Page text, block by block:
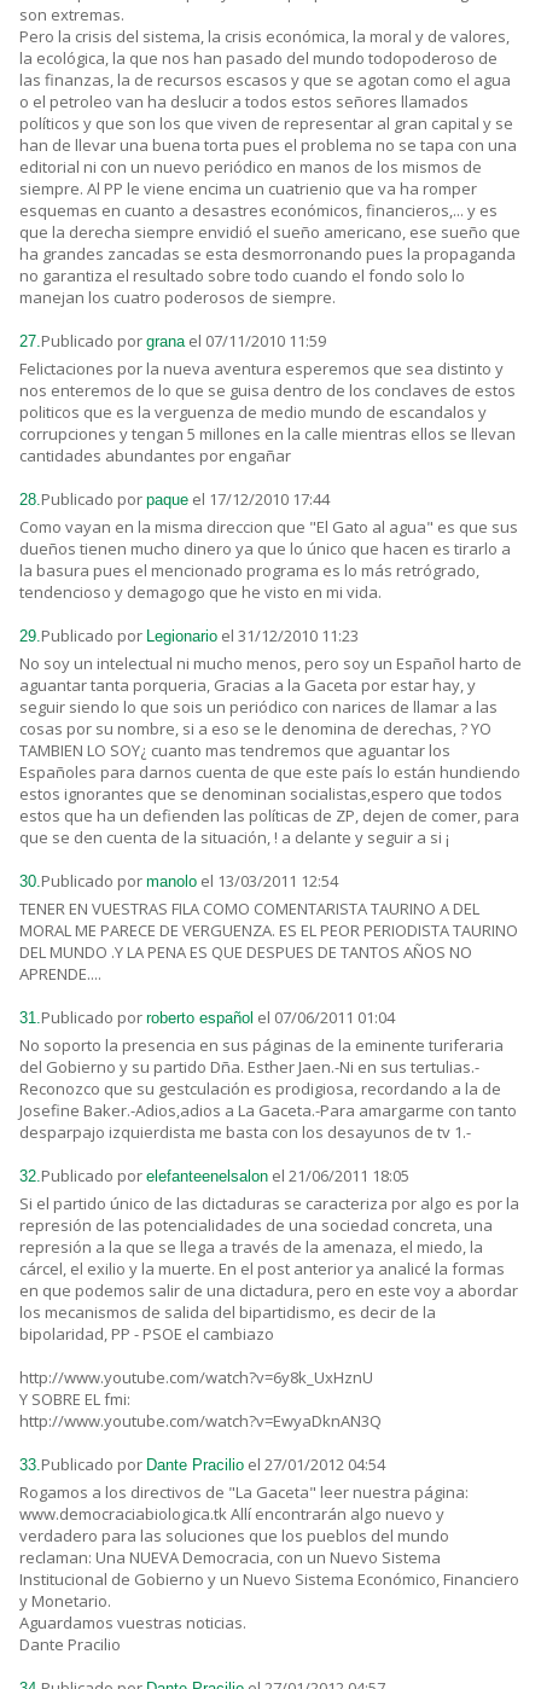
son extremas.
Pero la crisis del sistema, la crisis económica, la moral y de valores,
la ecológica, la que nos han pasado del mundo todopoderoso de
las finanzas, la de recursos escasos y que se agotan como el agua
o el petroleo van ha deslucir a todos estos señores llamados
políticos y que son los que viven de representar al gran capital y se
han de llevar una buena torta pues el problema no se tapa con una
editorial ni con un nuevo periódico en manos de los mismos de
siempre. Al PP le viene encima un cuatrienio que va ha romper
esquemas en cuanto a desastres económicos, financieros,... y es
que la derecha siempre envidió el sueño americano, ese sueño que
ha grandes zancadas se esta desmorronando pues la propaganda
no garantiza el resultado sobre todo cuando el fondo solo lo
manejan los cuatro poderosos de siempre.
27.Publicado por grana el 07/11/2010 11:59
Felictaciones por la nueva aventura esperemos que sea distinto y
nos enteremos de lo que se guisa dentro de los conclaves de estos
politicos que es la verguenza de medio mundo de escandalos y
corrupciones y tengan 5 millones en la calle mientras ellos se llevan
cantidades abundantes por engañar
28.Publicado por paque el 17/12/2010 17:44
Como vayan en la misma direccion que "El Gato al agua" es que sus
dueños tienen mucho dinero ya que lo único que hacen es tirarlo a
la basura pues el mencionado programa es lo más retrógrado,
tendencioso y demagogo que he visto en mi vida.
29.Publicado por Legionario el 31/12/2010 11:23
No soy un intelectual ni mucho menos, pero soy un Español harto de
aguantar tanta porqueria, Gracias a la Gaceta por estar hay, y
seguir siendo lo que sois un periódico con narices de llamar a las
cosas por su nombre, si a eso se le denomina de derechas, ? YO
TAMBIEN LO SOY¿ cuanto mas tendremos que aguantar los
Españoles para darnos cuenta de que este país lo están hundiendo
estos ignorantes que se denominan socialistas,espero que todos
estos que ha un defienden las políticas de ZP, dejen de comer, para
que se den cuenta de la situación, ! a delante y seguir a si ¡
30.Publicado por manolo el 13/03/2011 12:54
TENER EN VUESTRAS FILA COMO COMENTARISTA TAURINO A DEL
MORAL ME PARECE DE VERGUENZA. ES EL PEOR PERIODISTA TAURINO
DEL MUNDO .Y LA PENA ES QUE DESPUES DE TANTOS AÑOS NO
APRENDE....
31.Publicado por roberto español el 07/06/2011 01:04
No soporto la presencia en sus páginas de la eminente turiferaria
del Gobierno y su partido Dña. Esther Jaen.-Ni en sus tertulias.-
Reconozco que su gestculación es prodigiosa, recordando a la de
Josefine Baker.-Adios,adios a La Gaceta.-Para amargarme con tanto
desparpajo izquierdista me basta con los desayunos de tv 1.-
32.Publicado por elefanteenelsalon el 21/06/2011 18:05
Si el partido único de las dictaduras se caracteriza por algo es por la
represión de las potencialidades de una sociedad concreta, una
represión a la que se llega a través de la amenaza, el miedo, la
cárcel, el exilio y la muerte. En el post anterior ya analicé la formas
en que podemos salir de una dictadura, pero en este voy a abordar
los mecanismos de salida del bipartidismo, es decir de la
bipolaridad, PP - PSOE el cambiazo
http://www.youtube.com/watch?v=6y8k_UxHznU
Y SOBRE EL fmi:
http://www.youtube.com/watch?v=EwyaDknAN3Q
33.Publicado por Dante Pracilio el 27/01/2012 04:54
Rogamos a los directivos de "La Gaceta" leer nuestra página:
www.democraciabiologica.tk Allí encontrarán algo nuevo y
verdadero para las soluciones que los pueblos del mundo
reclaman: Una NUEVA Democracia, con un Nuevo Sistema
Institucional de Gobierno y un Nuevo Sistema Económico, Financiero
y Monetario.
Aguardamos vuestras noticias.
Dante Pracilio